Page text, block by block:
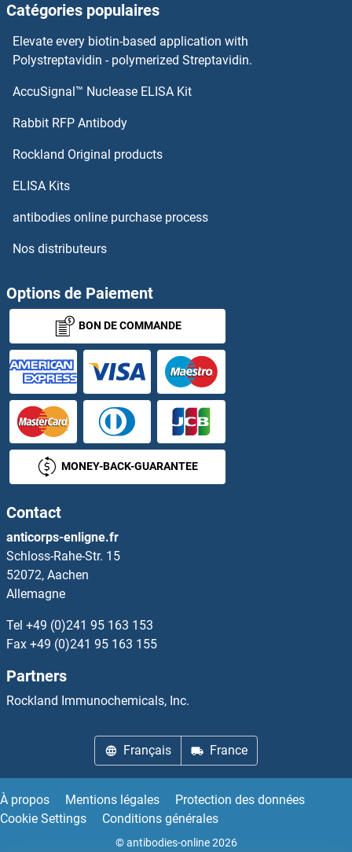
Oncostatin M Kits ELISA
OR10G8 Kits ELISA
OR10G9 Kits ELISA
OR10H1 Kits ELISA
OR10H2 Kits ELISA
OR10H3 Kits ELISA
OR10H4 Kits ELISA
OR10H5 Kits ELISA
OR10J1 Kits ELISA
OR10J5 Kits ELISA
OR10Q1 Kits ELISA
OR10R2 Kits ELISA
OR10S1 Kits ELISA
OR10V1 Kits ELISA
OR10W1 Kits ELISA
OR10X1 Kits ELISA
Catégories populaires
Elevate every biotin-based application with
Polystreptavidin - polymerized Streptavidin.
AccuSignal™ Nuclease ELISA Kit
Rabbit RFP Antibody
Rockland Original products
ELISA Kits
antibodies online purchase process
Nos distributeurs
Options de Paiement
BON DE COMMANDE
MONEY-BACK-GUARANTEE
Contact
anticorps-enligne.fr
Schloss-Rahe-Str. 15
52072, Aachen
Allemagne
Tel +49 (0)241 95 163 153
Fax +49 (0)241 95 163 155
Partners
Rockland Immunochemicals, Inc.
Français France
À propos Mentions légales
Protection des données
Cookie Settings
Conditions générales
© antibodies-online 2026